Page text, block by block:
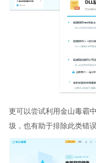
更可以尝试利用金山毒霸
圾，也有助于排除此类错误